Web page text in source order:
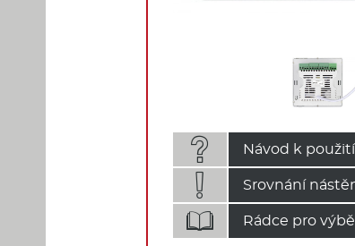
 Návod k použití
 Srovnání
 Rádce pro